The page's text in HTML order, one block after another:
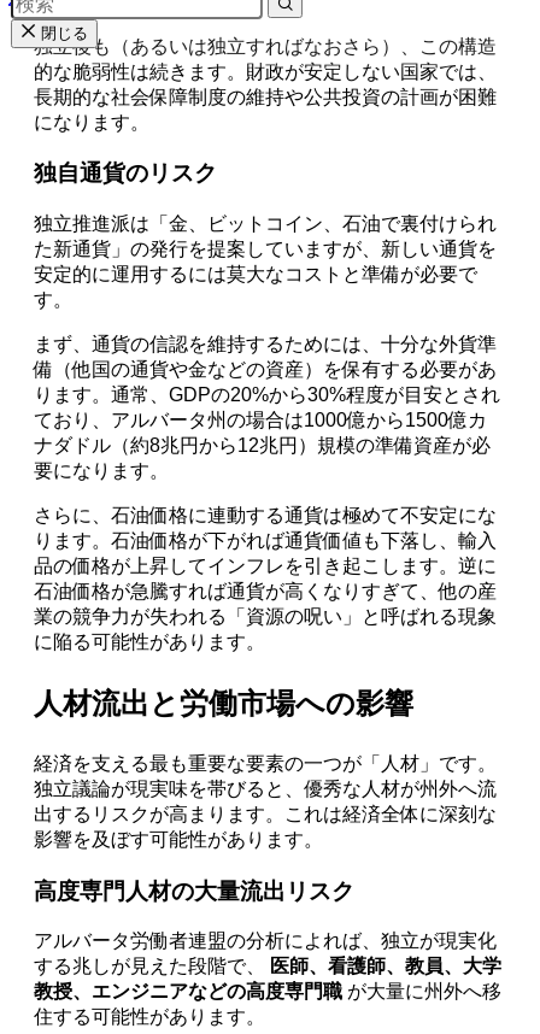
独立後も（あるいは独立すればなおさら）、この構造
的な脆弱性は続きます。財政が安定しない国家では、
長期的な社会保障制度の維持や公共投資の計画が困難
になります。
独自通貨のリスク
独立推進派は「金、ビットコイン、石油で裏付けられ
た新通貨」の発行を提案していますが、新しい通貨を
安定的に運用するには莫大なコストと準備が必要で
す。
まず、通貨の信認を維持するためには、十分な外貨準
備（他国の通貨や金などの資産）を保有する必要があ
ります。通常、GDPの20%から30%程度が目安とされ
ており、アルバータ州の場合は1000億から1500億カ
ナダドル（約8兆円から12兆円）規模の準備資産が必
要になります。
さらに、石油価格に連動する通貨は極めて不安定にな
ります。石油価格が下がれば通貨価値も下落し、輸入
品の価格が上昇してインフレを引き起こします。逆に
石油価格が急騰すれば通貨が高くなりすぎて、他の産
業の競争力が失われる「資源の呪い」と呼ばれる現象
に陥る可能性があります。
人材流出と労働市場への影響
経済を支える最も重要な要素の一つが「人材」です。
独立議論が現実味を帯びると、優秀な人材が州外へ流
出するリスクが高まります。これは経済全体に深刻な
影響を及ぼす可能性があります。
高度専門人材の大量流出リスク
アルバータ労働者連盟の分析によれば、独立が現実化
する兆しが見えた段階で、 医師、看護師、教員、大学
教授、エンジニアなどの高度専門職 が大量に州外へ移
住する可能性があります。
閉じる